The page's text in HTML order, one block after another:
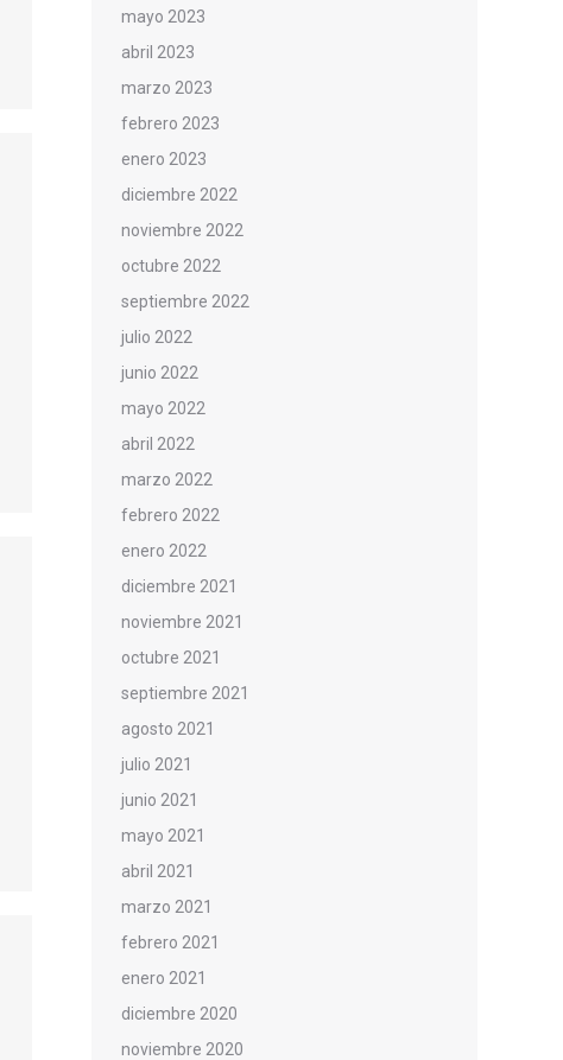
mayo 2023
abril 2023
marzo 2023
febrero 2023
enero 2023
diciembre 2022
noviembre 2022
octubre 2022
septiembre 2022
julio 2022
junio 2022
mayo 2022
abril 2022
marzo 2022
febrero 2022
enero 2022
diciembre 2021
noviembre 2021
octubre 2021
septiembre 2021
agosto 2021
julio 2021
junio 2021
mayo 2021
abril 2021
marzo 2021
febrero 2021
enero 2021
diciembre 2020
noviembre 2020